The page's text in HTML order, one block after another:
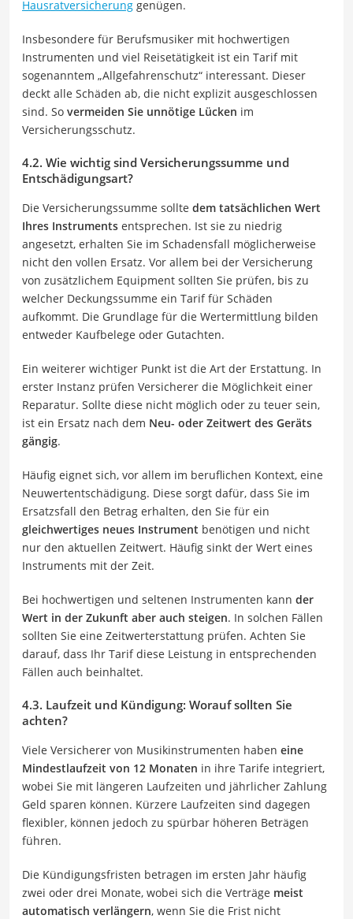
Hausratversicherung genügen.
Insbesondere für Berufsmusiker mit hochwertigen
Instrumenten und viel Reisetätigkeit ist ein Tarif mit
sogenanntem „Allgefahrenschutz“ interessant. Dieser
deckt alle Schäden ab, die nicht explizit ausgeschlossen
sind. So vermeiden Sie unnötige Lücken im
Versicherungsschutz.
4.2. Wie wichtig sind Versicherungssumme und
Entschädigungsart?
Die Versicherungssumme sollte dem tatsächlichen Wert
Ihres Instruments entsprechen. Ist sie zu niedrig
angesetzt, erhalten Sie im Schadensfall möglicherweise
nicht den vollen Ersatz. Vor allem bei der Versicherung
von zusätzlichem Equipment sollten Sie prüfen, bis zu
welcher Deckungssumme ein Tarif für Schäden
aufkommt. Die Grundlage für die Wertermittlung bilden
entweder Kaufbelege oder Gutachten.
Ein weiterer wichtiger Punkt ist die Art der Erstattung. In
erster Instanz prüfen Versicherer die Möglichkeit einer
Reparatur. Sollte diese nicht möglich oder zu teuer sein,
ist ein Ersatz nach dem Neu- oder Zeitwert des Geräts
gängig.
Häufig eignet sich, vor allem im beruflichen Kontext, eine
Neuwertentschädigung. Diese sorgt dafür, dass Sie im
Ersatzsfall den Betrag erhalten, den Sie für ein
gleichwertiges neues Instrument benötigen und nicht
nur den aktuellen Zeitwert. Häufig sinkt der Wert eines
Instruments mit der Zeit.
Bei hochwertigen und seltenen Instrumenten kann der
Wert in der Zukunft aber auch steigen. In solchen Fällen
sollten Sie eine Zeitwerterstattung prüfen. Achten Sie
darauf, dass Ihr Tarif diese Leistung in entsprechenden
Fällen auch beinhaltet.
4.3. Laufzeit und Kündigung: Worauf sollten Sie
achten?
Viele Versicherer von Musikinstrumenten haben eine
Mindestlaufzeit von 12 Monaten in ihre Tarife integriert,
wobei Sie mit längeren Laufzeiten und jährlicher Zahlung
Geld sparen können. Kürzere Laufzeiten sind dagegen
flexibler, können jedoch zu spürbar höheren Beträgen
führen.
Die Kündigungsfristen betragen im ersten Jahr häufig
zwei oder drei Monate, wobei sich die Verträge meist
automatisch verlängern, wenn Sie die Frist nicht